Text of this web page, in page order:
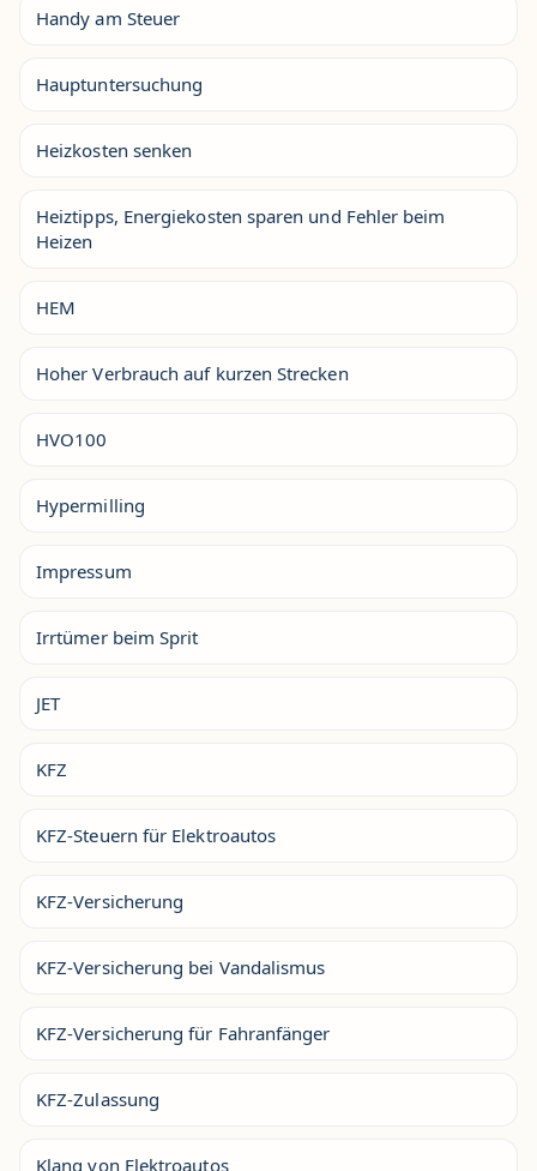
Handy am Steuer
Hauptuntersuchung
Heizkosten senken
Heiztipps, Energiekosten sparen und Fehler beim
Heizen
HEM
Hoher Verbrauch auf kurzen Strecken
HVO100
Hypermilling
Impressum
Irrtümer beim Sprit
JET
KFZ
KFZ-Steuern für Elektroautos
KFZ-Versicherung
KFZ-Versicherung bei Vandalismus
KFZ-Versicherung für Fahranfänger
KFZ-Zulassung
Klang von Elektroautos